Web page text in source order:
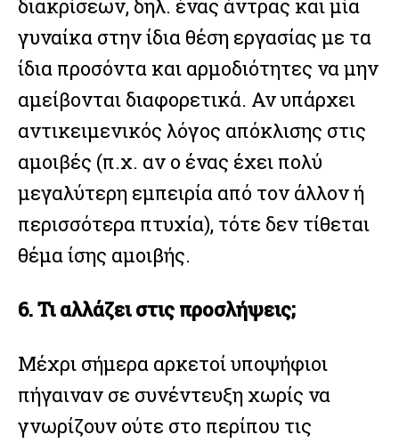
διακρίσεων, δηλ. ένας άντρας και μία
γυναίκα στην ίδια θέση εργασίας με τα
ίδια προσόντα και αρμοδιότητες να μην
αμείβονται διαφορετικά. Αν υπάρχει
αντικειμενικός λόγος απόκλισης στις
αμοιβές (π.χ. αν ο ένας έχει πολύ
μεγαλύτερη εμπειρία από τον άλλον ή
περισσότερα πτυχία), τότε δεν τίθεται
θέμα ίσης αμοιβής.
6. Τι αλλάζει στις προσλήψεις;
Μέχρι σήμερα αρκετοί υποψήφιοι
πήγαιναν σε συνέντευξη χωρίς να
γνωρίζουν ούτε στο περίπου τις